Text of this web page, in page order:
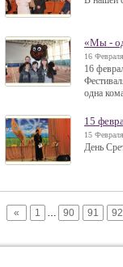
«Мы -
16
16
одна
15
15
День
« 1 … 90 91 92